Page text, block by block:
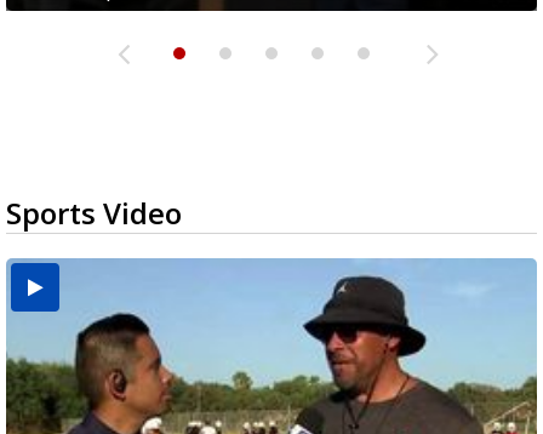
Sports Video